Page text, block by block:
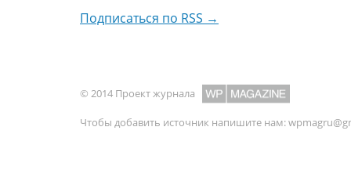
Подписаться по RSS →
© 2014 Проект журнала
Чтобы добавить источник напишите нам: